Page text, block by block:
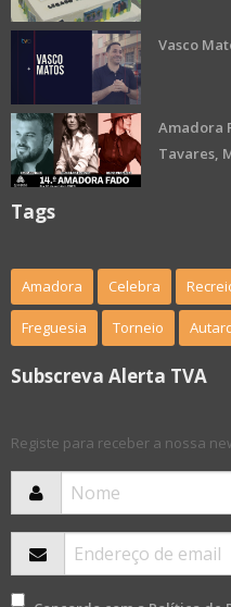
Vasco
Amadora
Tavares,
Tags
Amadora Celebra
Freguesia Torneio
Subscreva Alerta TVA
Registe para receber a nossa